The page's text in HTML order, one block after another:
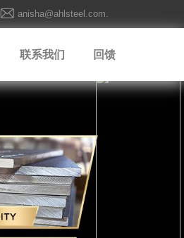
anisha@ahlsteel.com.
联系我们 回馈